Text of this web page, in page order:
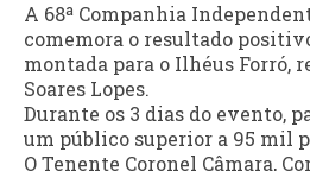
A 68ª Companhia
comemora o resultado
montada para o Ilhéus Forró,
Soares Lopes.
Durante os 3 dias do evento,
um público superior a 95 mil
O Tenente Coronel Câmara,